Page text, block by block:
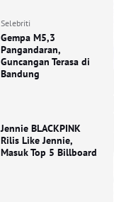
Selebriti
Gempa M5,3
Pangandaran,
Guncangan Terasa di
Bandung
Jennie BLACKPINK
Rilis Like Jennie,
Masuk Top 5 Billboard